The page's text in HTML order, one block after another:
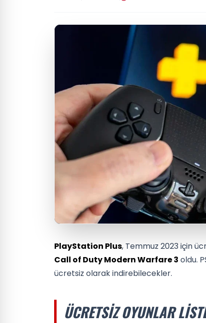
PlayStation Plus, Temmuz 2023 için
Call of Duty Modern Warfare 3 oldu.
ücretsiz olarak indirebilecekler.
ÜCRETSIZ OYUNLAR